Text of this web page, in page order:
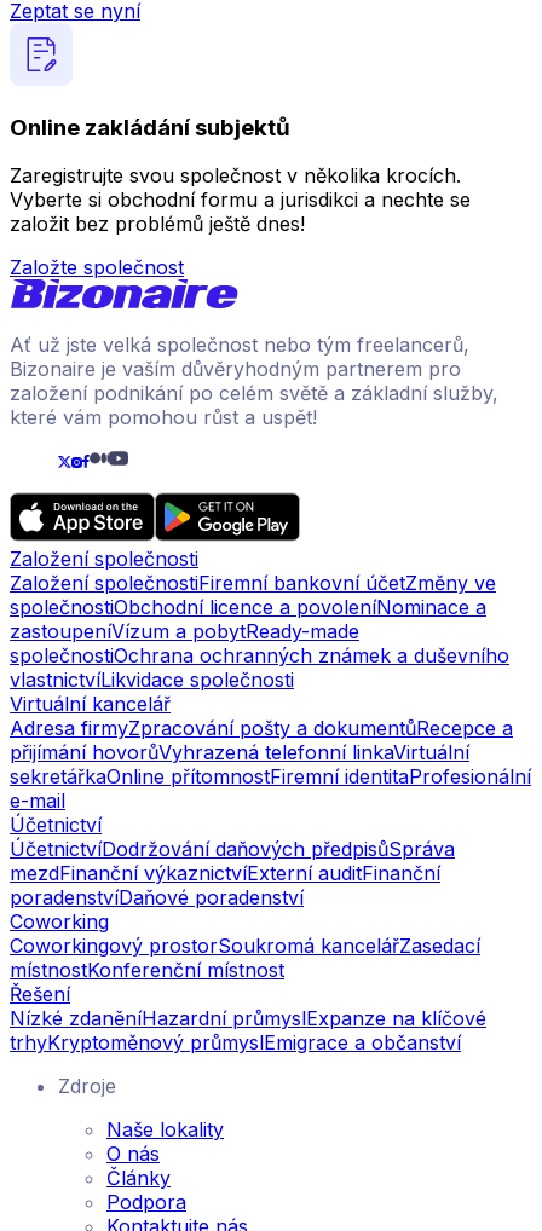
Zeptat se nyní
Online zakládání subjektů
Zaregistrujte svou společnost v několika krocích.
Vyberte si obchodní formu a jurisdikci a nechte se
založit bez problémů ještě dnes!
Založte společnost
Ať už jste velká společnost nebo tým freelancerů,
Bizonaire je vaším důvěryhodným partnerem pro
založení podnikání po celém světě a základní služby,
které vám pomohou růst a uspět!
Založení společnosti
Založení společnostiFiremní bankovní účetZměny ve
společnostiObchodní licence a povoleníNominace a
zastoupeníVízum a pobytReady-made
společnostiOchrana ochranných známek a duševního
vlastnictvíLikvidace společnosti
Virtuální kancelář
Adresa firmyZpracování pošty a dokumentůRecepce a
přijímání hovorůVyhrazená telefonní linkaVirtuální
sekretářkaOnline přítomnostFiremní identitaProfesionální
e-mail
Účetnictví
ÚčetnictvíDodržování daňových předpisůSpráva
mezdFinanční výkaznictvíExterní auditFinanční
poradenstvíDaňové poradenství
Coworking
Coworkingový prostorSoukromá kancelářZasedací
místnostKonferenční místnost
Řešení
Nízké zdaněníHazardní průmyslExpanze na klíčové
trhyKryptoměnový průmyslEmigrace a občanství
Zdroje
Naše lokality
O nás
Články
Podpora